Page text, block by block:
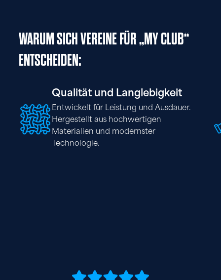
WARUM SICH VEREINE FÜR „MY CLUB“
ENTSCHEIDEN:
Qualität und Langlebigkeit
Entwickelt für Leistung und Ausdauer.
Hergestellt aus hochwertigen
Materialien und modernster
Technologie.